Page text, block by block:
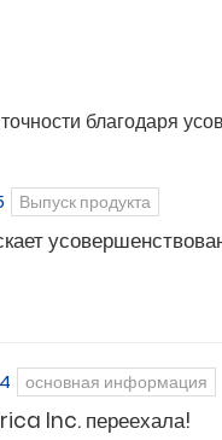
благодаря
Выпуск продукта
основная информация
Inc. переехала!